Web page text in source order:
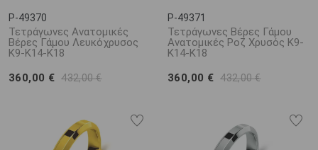
P-49370
Τετράγωνες Ανατομικές
Βέρες Γάμου Λευκόχρυσος
Κ9-Κ14-Κ18
360,00 € 432,00 €
P-49371
Τετράγωνες Βέρες Γάμου
Ανατομικές Ροζ Χρυσός Κ9-
Κ14-Κ18
360,00 € 432,00 €